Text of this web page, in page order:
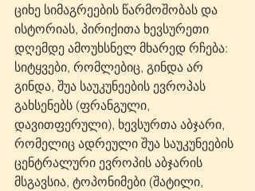
ციხე სიმაგრეების წარმოშობას და
ისტორიას, პირიქითა ხევსურეთი
დღემდე ამოუხსნელ მხარედ რჩება:
სიტყვები, რომლებიც, გინდა არ
გინდა, შუა საუკუნეების ევროპას
გახსენებს (ფრანგული,
დავითფერული), ხევსურთა აბჯარი,
რომელიც ადრეული შუა საუკუნეების
ცენტრალური ევროპის აბჯარის
მსგავსია, ტოპონიმები (შატილი,